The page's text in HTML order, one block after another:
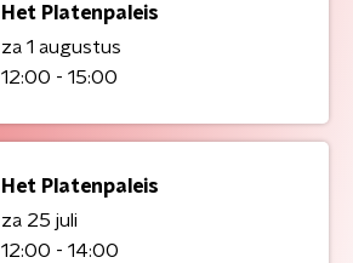
Het Platenpaleis
za 1 augustus
12:00 - 15:00
Het Platenpaleis
za 25 juli
12:00 - 14:00